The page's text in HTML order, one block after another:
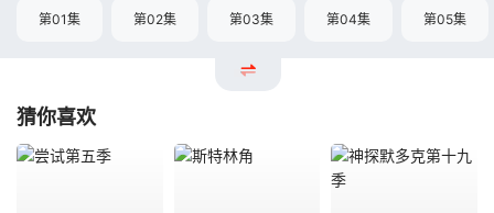
第01集 第02集 第03集 第04集 第05集
猜你喜欢